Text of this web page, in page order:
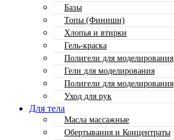
Базы
Топы (Финиши)
Хлопья и втирки
Гель-краска
Полигели для моделирования
Гели для моделирования
Полигели для моделирования
Уход для рук
Для тела
Масла массажные
Обертывания и Концентраты